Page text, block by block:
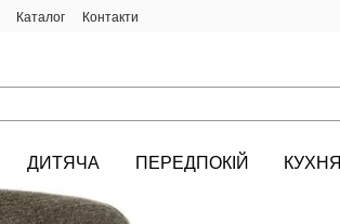
Каталог Контакти
ДИТЯЧА ПЕРЕДПОКІЙ КУХНЯ